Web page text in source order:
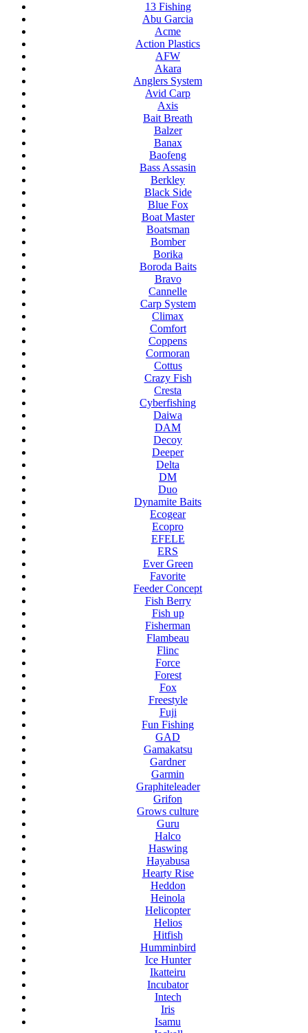
13 Fishing
Abu Garcia
Acme
Action Plastics
AFW
Akara
Anglers System
Avid Carp
Axis
Bait Breath
Balzer
Banax
Baofeng
Bass Assasin
Berkley
Black Side
Blue Fox
Boat Master
Boatsman
Bomber
Borika
Boroda Baits
Bravo
Cannelle
Carp System
Climax
Comfort
Coppens
Cormoran
Cottus
Crazy Fish
Cresta
Cyberfishing
Daiwa
DAM
Decoy
Deeper
Delta
DM
Duo
Dynamite Baits
Ecogear
Ecopro
EFELE
ERS
Ever Green
Favorite
Feeder Concept
Fish Berry
Fish up
Fisherman
Flambeau
Flinc
Force
Forest
Fox
Freestyle
Fuji
Fun Fishing
GAD
Gamakatsu
Gardner
Garmin
Graphiteleader
Grifon
Grows culture
Guru
Halco
Haswing
Hayabusa
Hearty Rise
Heddon
Heinola
Helicopter
Helios
Hitfish
Humminbird
Ice Hunter
Ikatteiru
Incubator
Intech
Iris
Isamu